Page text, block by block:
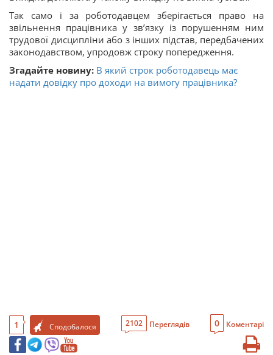
Так само і за роботодавцем зберігається право на
звільнення працівника у зв’язку із порушенням ним
трудової дисципліни або з інших підстав, передбачених
законодавством, упродовж строку попередження.
Згадайте новину: В який строк роботодавець має
надати довідку про доходи на вимогу працівника?
1 Сподобалося 2102 Переглядів 0 Коментарі